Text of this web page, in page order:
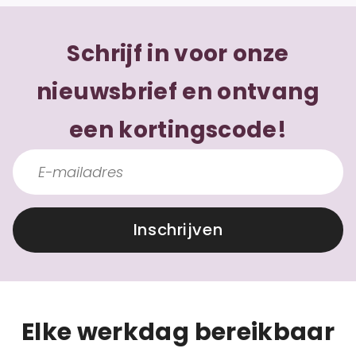
Schrijf in voor onze
nieuwsbrief en ontvang
een kortingscode!
Inschrijven
Elke werkdag bereikbaar